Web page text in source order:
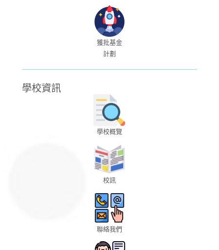
獲批基金
計劃
學校資訊
學校概覽
校訊
聯絡我們